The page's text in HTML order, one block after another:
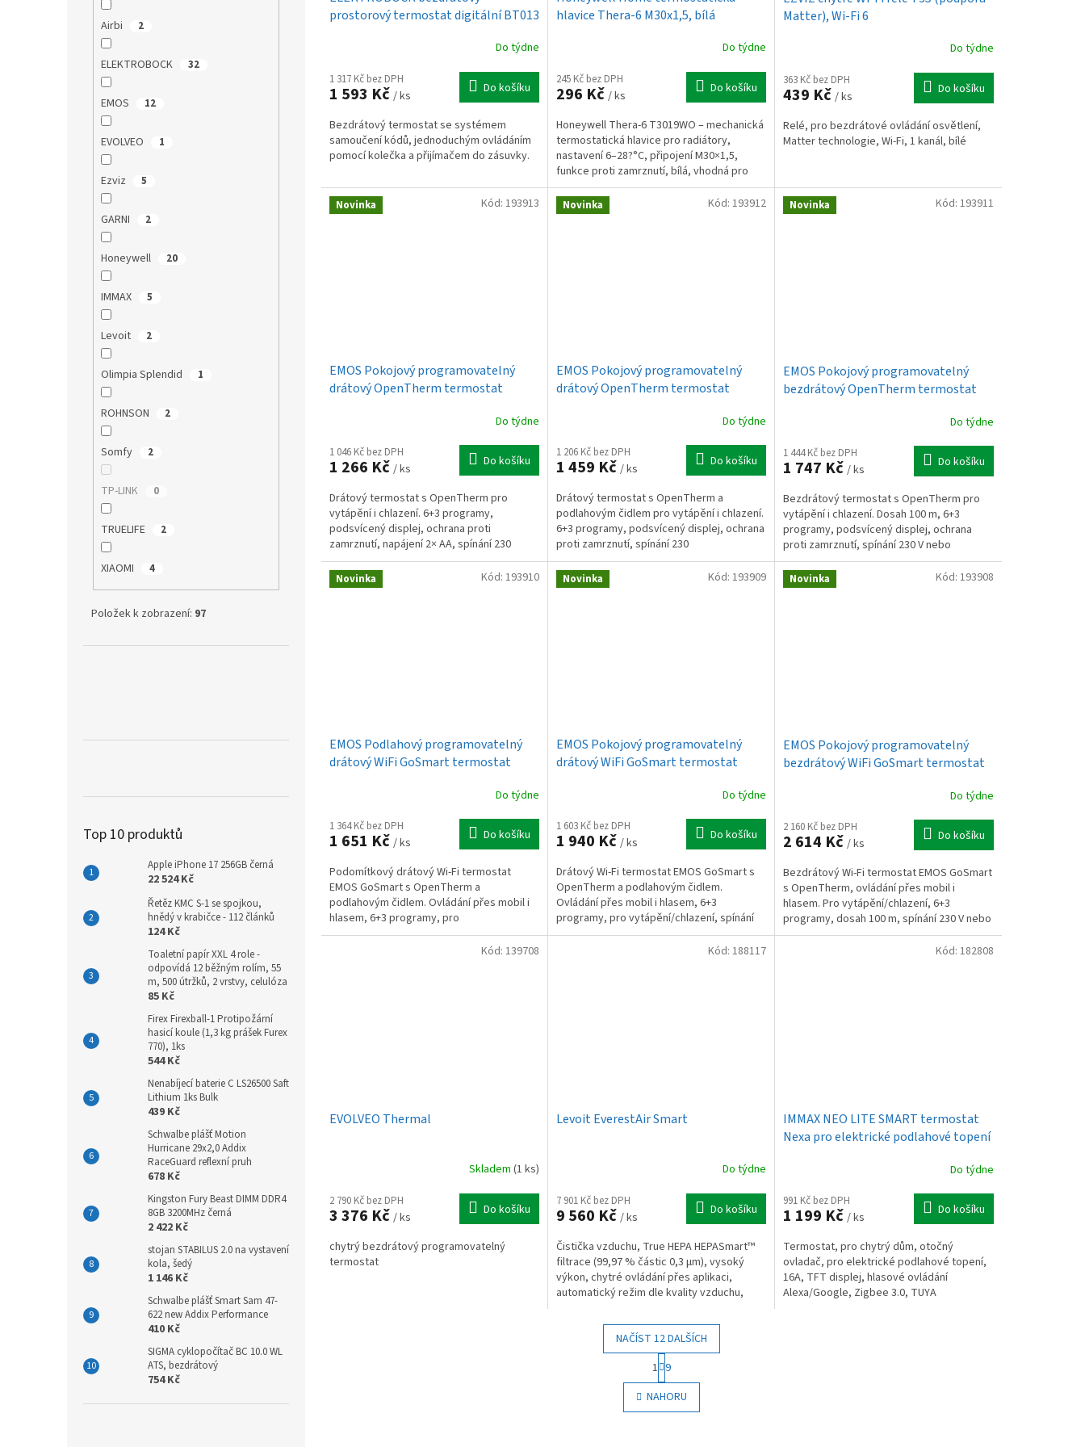
Airbi 2
ELEKTROBOCK 32
EMOS 12
EVOLVEO 1
Ezviz 5
GARNI 2
Honeywell 20
IMMAX 5
Levoit 2
Olimpia Splendid 1
ROHNSON 2
Somfy 2
TP-LINK 0
TRUELIFE 2
XIAOMI 4
Položek k zobrazení: 97
Top 10 produktů
Apple iPhone 17 256GB černá
22 524 Kč
Řetěz KMC S-1 se spojkou,
hnědý v krabičce - 112 článků
124 Kč
Toaletní papír XXL 4 role -
odpovídá 12 běžným rolím, 55
m, 500 útržků, 2 vrstvy, celulóza
85 Kč
Firex Firexball-1 Protipožární
hasicí koule (1,3 kg prášek Furex
770), 1ks
544 Kč
Nenabíjecí baterie C LS26500 Saft
Lithium 1ks Bulk
439 Kč
Schwalbe plášť Motion
Hurricane 29x2,0 Addix
RaceGuard reflexní pruh
678 Kč
Kingston Fury Beast DIMM DDR4
8GB 3200MHz černá
2 422 Kč
stojan STABILUS 2.0 na vystavení
kola, šedý
1 146 Kč
Schwalbe plášť Smart Sam 47-
622 new Addix Performance
410 Kč
SIGMA cyklopočítač BC 10.0 WL
ATS, bezdrátový
754 Kč
prostorový termostat digitální BT013
Do týdne
1 317 Kč bez DPH
1 593 Kč / ks Do košíku
Bezdrátový termostat se systémem
samoučení kódů, jednoduchým ovládáním
pomocí kolečka a přijímačem do zásuvky.
hlavice Thera-6 M30x1,5, bílá
Do týdne
245 Kč bez DPH
296 Kč / ks Do košíku
Honeywell Thera-6 T3019WO – mechanická
termostatická hlavice pro radiátory,
nastavení 6–28?°C, připojení M30×1,5,
funkce proti zamrznutí, bílá, vhodná pro
domácnosti i komerční...
Matter), Wi-Fi 6
Do týdne
363 Kč bez DPH
439 Kč / ks Do košíku
Relé, pro bezdrátové ovládání osvětlení,
Matter technologie, Wi-Fi, 1 kanál, bílé
Novinka
EMOS Pokojový programovatelný
drátový OpenTherm termostat
Do týdne
1 046 Kč bez DPH
1 266 Kč / ks Do košíku
Drátový termostat s OpenTherm pro
vytápění i chlazení. 6+3 programy,
podsvícený displej, ochrana proti
zamrznutí, napájení 2× AA, spínání 230
V/beznapěťové.
Kód: 193913 Novinka
EMOS Pokojový programovatelný
drátový OpenTherm termostat
Do týdne
1 206 Kč bez DPH
1 459 Kč / ks Do košíku
Drátový termostat s OpenTherm a
podlahovým čidlem pro vytápění i chlazení.
6+3 programy, podsvícený displej, ochrana
proti zamrznutí, spínání 230
V/beznapěťové.
Kód: 193912 Novinka
EMOS Pokojový programovatelný
bezdrátový OpenTherm termostat
Do týdne
1 444 Kč bez DPH
1 747 Kč / ks Do košíku
Bezdrátový termostat s OpenTherm pro
vytápění i chlazení. Dosah 100 m, 6+3
programy, podsvícený displej, ochrana
proti zamrznutí, spínání 230 V nebo
beznapěťové.
Kód: 193911
Novinka
EMOS Podlahový programovatelný
drátový WiFi GoSmart termostat
Do týdne
1 364 Kč bez DPH
1 651 Kč / ks Do košíku
Podomítkový drátový Wi-Fi termostat
EMOS GoSmart s OpenTherm a
podlahovým čidlem. Ovládání přes mobil i
hlasem, 6+3 programy, pro
vytápění/chlazení.
Kód: 193910 Novinka
EMOS Pokojový programovatelný
drátový WiFi GoSmart termostat
Do týdne
1 603 Kč bez DPH
1 940 Kč / ks Do košíku
Drátový Wi-Fi termostat EMOS GoSmart s
OpenTherm a podlahovým čidlem.
Ovládání přes mobil i hlasem, 6+3
programy, pro vytápění/chlazení, spínání
230 V nebo beznapěťové.
Kód: 193909 Novinka
EMOS Pokojový programovatelný
bezdrátový WiFi GoSmart termostat
Do týdne
2 160 Kč bez DPH
2 614 Kč / ks Do košíku
Bezdrátový Wi-Fi termostat EMOS GoSmart
s OpenTherm, ovládání přes mobil i
hlasem. Pro vytápění/chlazení, 6+3
programy, dosah 100 m, spínání 230 V nebo
beznapěťové.
Kód: 193908
EVOLVEO Thermal
Skladem (1 ks)
2 790 Kč bez DPH
3 376 Kč / ks Do košíku
chytrý bezdrátový programovatelný
termostat
Kód: 139708
Levoit EverestAir Smart
Do týdne
7 901 Kč bez DPH
9 560 Kč / ks Do košíku
Čistička vzduchu, True HEPA HEPASmart™
filtrace (99,97 % částic 0,3 µm), vysoký
výkon, chytré ovládání přes aplikaci,
automatický režim dle kvality vzduchu,
Kód: 188117
IMMAX NEO LITE SMART termostat
Nexa pro elektrické podlahové topení
Do týdne
991 Kč bez DPH
1 199 Kč / ks Do košíku
Termostat, pro chytrý dům, otočný
ovladač, pro elektrické podlahové topení,
16A, TFT displej, hlasové ovládání
Alexa/Google, Zigbee 3.0, TUYA
Kód: 182808
O
v
l
NAČÍST 12 DALŠÍCH
S
t
r
á
n
1 9
NAHORU